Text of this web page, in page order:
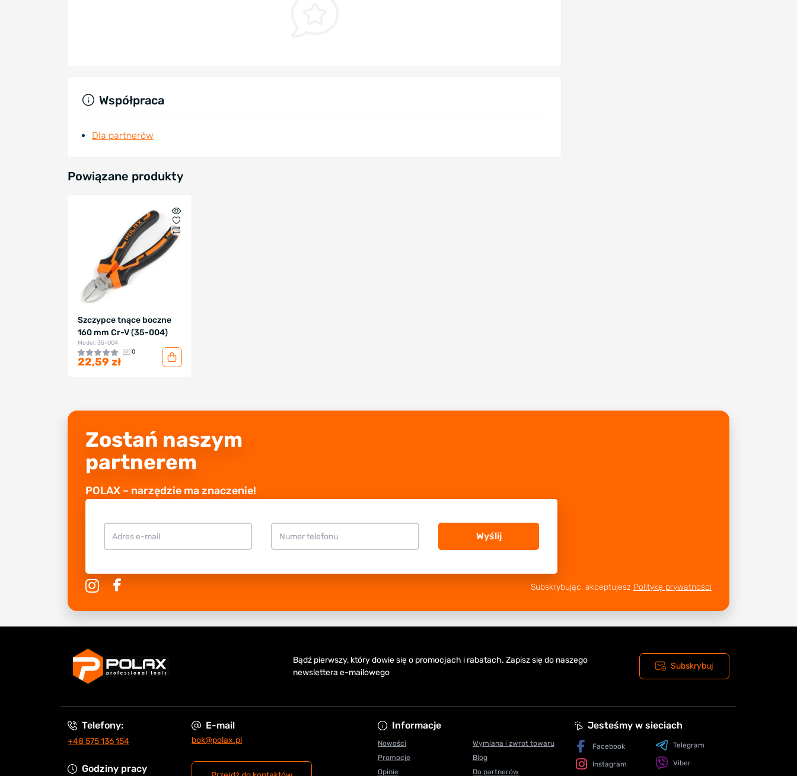
Współpraca
Dla partnerów
Powiązane produkty
Szczypce tnące boczne
160 mm Cr-V (35-004)
Model: 35-004
0
22,59 zł
Zostań naszym
partnerem
POLAX – narzędzie ma znaczenie!
Wyślij
Subskrybując, akceptujesz Politykę prywatności
Bądź pierwszy, który dowie się o promocjach i rabatach. Zapisz się do naszego
newslettera e-mailowego
Subskrybuj
Telefony:
+48 575 136 154
Godziny pracy
E-mail
bok@polax.pl
Informacje
Nowości
Promocje
Opinie
Wymiana i zwrot towaru
Blog
Do partnerów
Jesteśmy w sieciach
Facebook
Instagram
Telegram
Viber